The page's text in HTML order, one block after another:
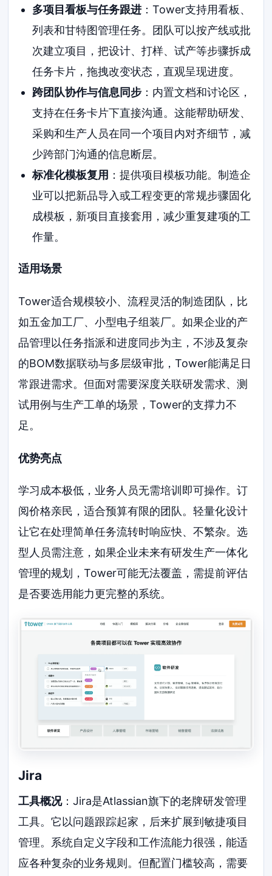
多项目看板与任务跟进：Tower支持用看板、
列表和甘特图管理任务。团队可以按产线或批
次建立项目，把设计、打样、试产等步骤拆成
任务卡片，拖拽改变状态，直观呈现进度。
跨团队协作与信息同步：内置文档和讨论区，
支持在任务卡片下直接沟通。这能帮助研发、
采购和生产人员在同一个项目内对齐细节，减
少跨部门沟通的信息断层。
标准化模板复用 ：提供项目模板功能。制造企
业可以把新品导入或工程变更的常规步骤固化
成模板，新项目直接套用，减少重复建项的工
作量。
适用场景
Tower适合规模较小、流程灵活的制造团队，比
如五金加工厂、小型电子组装厂。如果企业的产
品管理以任务指派和进度同步为主，不涉及复杂
的BOM数据联动与多层级审批，Tower能满足日
常跟进需求。但面对需要深度关联研发需求、测
试用例与生产工单的场景，Tower的支撑力不
足。
优势亮点
学习成本极低，业务人员无需培训即可操作。订
阅价格亲民，适合预算有限的团队。轻量化设计
让它在处理简单任务流转时响应快、不繁杂。选
型人员需注意，如果企业未来有研发生产一体化
管理的规划，Tower可能无法覆盖，需提前评估
是否要选用能力更完整的系统。
Jira
工具概况：Jira是Atlassian旗下的老牌研发管理
工具。它以问题跟踪起家，后来扩展到敏捷项目
管理。系统自定义字段和工作流能力很强，能适
应各种复杂的业务规则。但配置门槛较高，需要